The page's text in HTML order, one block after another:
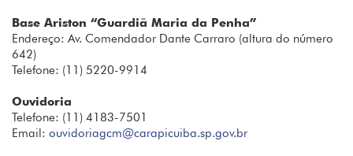
Base Ariston “Guardiã Maria da Penha”
Endereço: Av. Comendador Dante Carraro (altura do número
642)
Telefone: (11) 5220-9914
Ouvidoria
Telefone: (11) 4183-7501
Email: ouvidoriagcm@carapicuiba.sp.gov.br